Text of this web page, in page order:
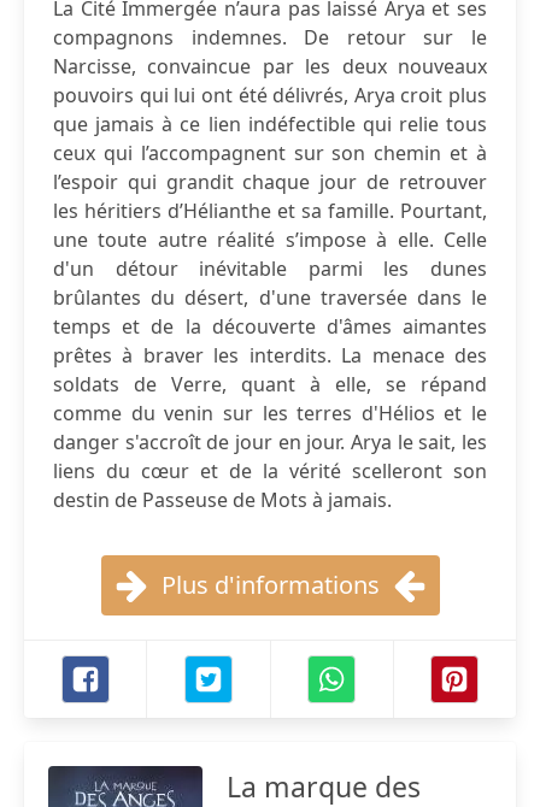
La Cité Immergée n’aura pas laissé Arya et ses
compagnons indemnes. De retour sur le
Narcisse, convaincue par les deux nouveaux
pouvoirs qui lui ont été délivrés, Arya croit plus
que jamais à ce lien indéfectible qui relie tous
ceux qui l’accompagnent sur son chemin et à
l’espoir qui grandit chaque jour de retrouver
les héritiers d’Hélianthe et sa famille. Pourtant,
une toute autre réalité s’impose à elle. Celle
d'un détour inévitable parmi les dunes
brûlantes du désert, d'une traversée dans le
temps et de la découverte d'âmes aimantes
prêtes à braver les interdits. La menace des
soldats de Verre, quant à elle, se répand
comme du venin sur les terres d'Hélios et le
danger s'accroît de jour en jour. Arya le sait, les
liens du cœur et de la vérité scelleront son
destin de Passeuse de Mots à jamais.
Plus d'informations
La marque des